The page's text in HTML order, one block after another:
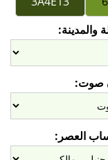
والمدينة:
صوت:
العصر: